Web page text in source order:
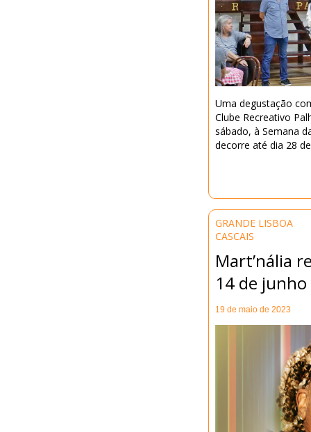
Uma degustação
Clube Recreativo
sábado, à Semana
decorre até dia 28
GRANDE LISBOA
CASCAIS
Mart’nália
14 de junho
19 de maio de 2023